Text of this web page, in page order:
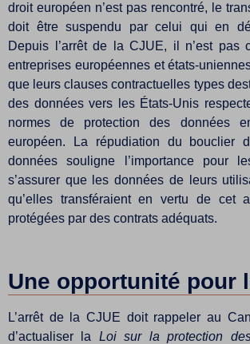
droit européen n’est pas rencontré, le
doit être suspendu par celui qui en
Depuis l’arrêt de la CJUE, il n’est pas
entreprises européennes et états-
que leurs clauses contractuelles types
des données vers les États-Unis
normes de protection des données
européen. La répudiation du bouclier
données souligne l’importance pour
s’assurer que les données de leurs
qu’elles transféraient en vertu de cet
protégées par des contrats adéquats.
Une opportunité pour
L’arrêt de la CJUE doit rappeler au
d’actualiser la Loi sur la protection